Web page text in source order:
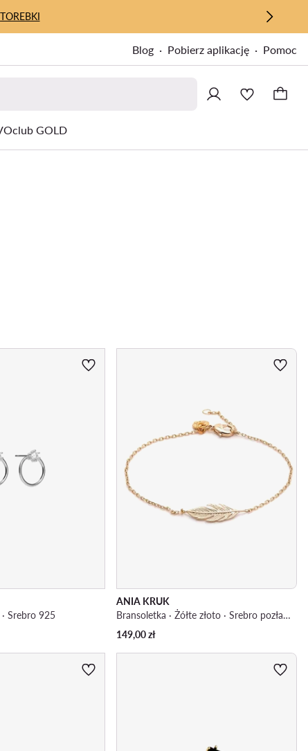
TOREBKI
Blog Pobierz aplikację Pomoc
GOLD
Srebro 925
ANIA KRUK
Bransoletka · Żółte złoto · Srebro pozłacane
149,00zł